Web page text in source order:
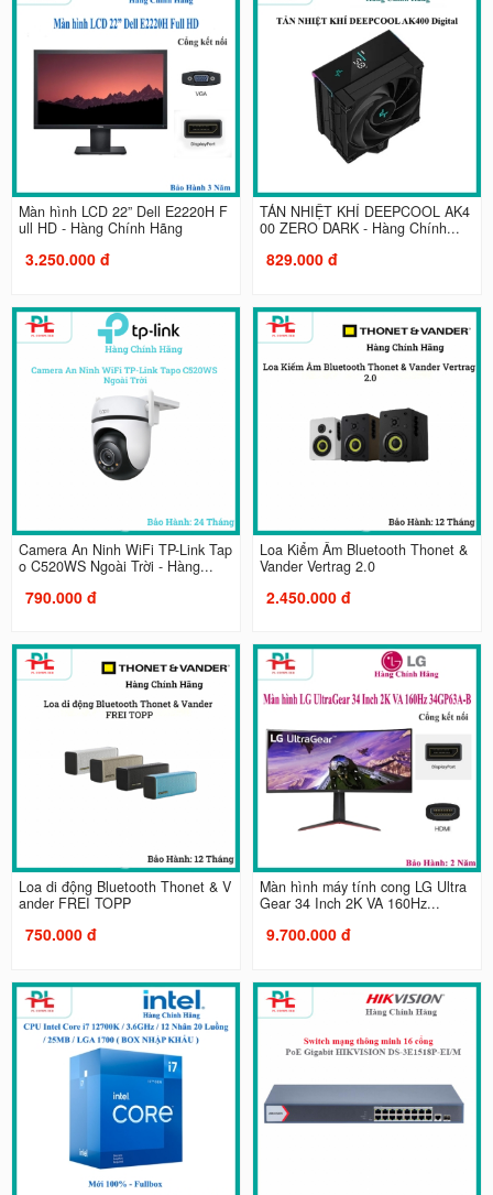
Màn hình LCD 22” Dell E2220H F
ull HD - Hàng Chính Hãng
3.250.000 đ
TẢN NHIỆT KHÍ DEEPCOOL AK4
00 ZERO DARK - Hàng Chính...
829.000 đ
Camera An Ninh WiFi TP-Link Tap
o C520WS Ngoài Trời - Hàng...
790.000 đ
Loa Kiểm Âm Bluetooth Thonet &
Vander Vertrag 2.0
2.450.000 đ
Loa di động Bluetooth Thonet & V
ander FREI TOPP
750.000 đ
Màn hình máy tính cong LG Ultra
Gear 34 Inch 2K VA 160Hz...
9.700.000 đ